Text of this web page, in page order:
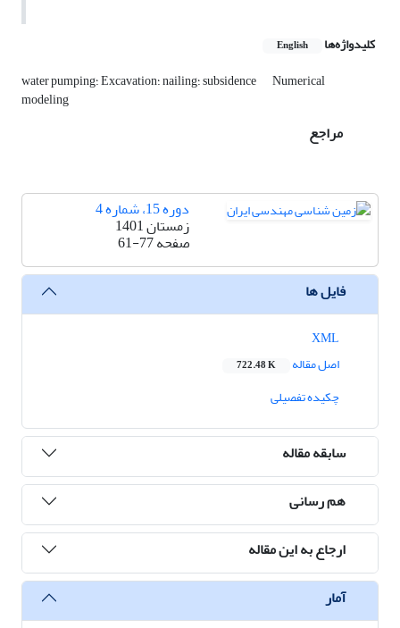
کلیدواژه‌ها English
water pumping؛ Excavation؛ nailing؛ subsidence Numerical
modeling
مراجع
دوره 15، شماره 4
زمستان 1401
صفحه61-77
فایل ها
اصل مقاله
722.48 K
چکیده تفصیلی
سابقه مقاله
هم رسانی
ارجاع به این مقاله
آمار